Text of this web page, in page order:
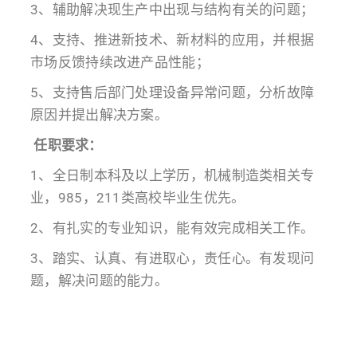
3、辅助解决现生产中出现与结构有关的问题；
4、支持、推进新技术、新材料的应用，并根据
市场反馈持续改进产品性能；
5、支持售后部门处理设备异常问题，分析故障
原因并提出解决方案。
任职要求：
1、全日制本科及以上学历，机械制造类相关专
业，985，211类高校毕业生优先。
2、有扎实的专业知识，能有效完成相关工作。
3、踏实、认真、有进取心，责任心。有发现问
题，解决问题的能力。